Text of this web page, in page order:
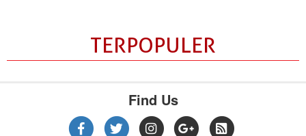
TERPOPULER
Find Us